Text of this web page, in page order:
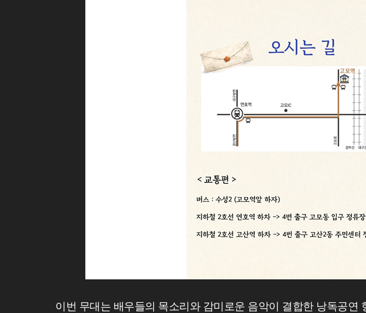
이번 무대는 배우들의 목소리와 감미로운 음악이 결합한 낭독공연